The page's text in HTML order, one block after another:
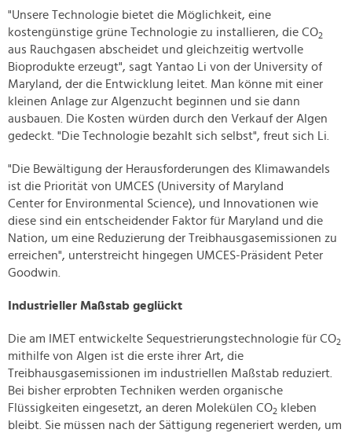
"Unsere Technologie bietet die Möglichkeit, eine
kostengünstige grüne Technologie zu installieren, die CO2
aus Rauchgasen abscheidet und gleichzeitig wertvolle
Bioprodukte erzeugt", sagt Yantao Li von der University of
Maryland, der die Entwicklung leitet. Man könne mit einer
kleinen Anlage zur Algenzucht beginnen und sie dann
ausbauen. Die Kosten würden durch den Verkauf der Algen
gedeckt. "Die Technologie bezahlt sich selbst", freut sich Li.
"Die Bewältigung der Herausforderungen des Klimawandels
ist die Priorität von UMCES (University of Maryland
Center for Environmental Science), und Innovationen wie
diese sind ein entscheidender Faktor für Maryland und die
Nation, um eine Reduzierung der Treibhausgasemissionen zu
erreichen", unterstreicht hingegen UMCES-Präsident Peter
Goodwin.
Industrieller Maßstab geglückt
Die am IMET entwickelte Sequestrierungstechnologie für CO2
mithilfe von Algen ist die erste ihrer Art, die
Treibhausgasemissionen im industriellen Maßstab reduziert.
Bei bisher erprobten Techniken werden organische
Flüssigkeiten eingesetzt, an deren Molekülen CO2 kleben
bleibt. Sie müssen nach der Sättigung regeneriert werden, um